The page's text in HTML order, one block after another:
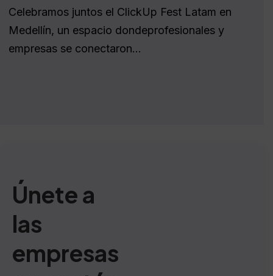
Celebramos juntos el ClickUp Fest Latam en
Medellín, un espacio dondeprofesionales y
empresas se conectaron...
Únete a
las
empresas